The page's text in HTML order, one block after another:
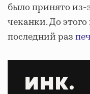
было принято из-
чеканки. До
последний раз